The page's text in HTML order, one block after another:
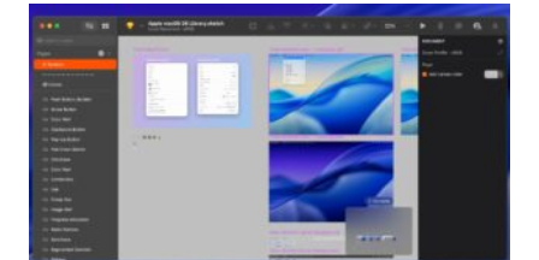
Your E-mail*
Enregistrer mon nom, mon e-mail et mon
site dans le navigateur pour mon prochain